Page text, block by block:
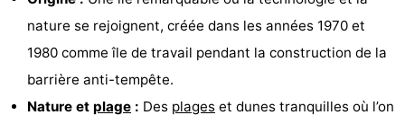
Klein
Duinzicht
-
nature se rejoignent, créée dans les années 1970 et
1980 comme île de travail pendant la construction de la
barrière anti-tempête.
Nature et plage : Des plages et dunes tranquilles où l’on